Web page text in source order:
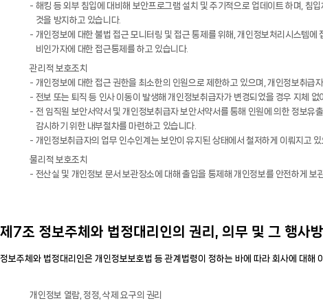
해킹 등 외부 침입에 대비해 보안프로그램 설치 및 주기적으로 업데이트 하며,
것을 방지하고 있습니다.
개인정보에 대한 불법 접근 모니터링 및 접근 통제를 위해, 개인정보처리시스템
비인가자에 대한 접근통제를 하고 있습니다.
관리적 보호조치
개인정보에 대한 접근 권한을 최소한의 인원으로 제한하고 있으며, 개인정보취급
전보 또는 퇴직 등 인사 이동이 발생해 개인정보취급자가 변경되었을 경우 지체
전 임직원 보안서약서 및 개인정보취급자 보안서약서를 통해 인원에 의한 정보
감시하기 위한 내부절차를 마련하고 있습니다.
개인정보취급자의 업무 인수인계는 보안이 유지된 상태에서 철저하게 이뤄지고
물리적 보호조치
전산실 및 개인정보 문서 보관장소에 대해 출입을 통제해 개인정보를 안전하게 보
제7조 정보주체와 법정대리인의 권리, 의무 및 그 행사
정보주체와 법정대리인은 개인정보보호법 등 관계법령이 정하는 바에 따라 회사에 대해
개인정보 열람, 정정, 삭제 요구의 권리